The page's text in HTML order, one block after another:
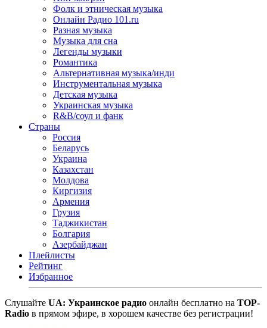
Фолк и этническая музыка
Онлайн Радио 101.ru
Разная музыка
Музыка для сна
Легенды музыки
Романтика
Альтернативная музыка/инди
Инструментальная музыка
Детская музыка
Украинская музыка
R&B/cоул и фанк
Страны
Россия
Беларусь
Украина
Казахстан
Молдова
Киргизия
Армения
Грузия
Таджикистан
Болгария
Азербайджан
Плейлисты
Рейтинг
Избранное
Cлушайте UA: Украинское радио онлайн бесплатно на TOP-
Radio в прямом эфире, в хорошем качестве без регистрации!